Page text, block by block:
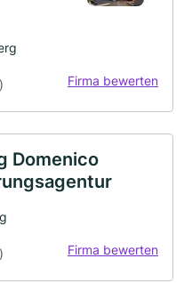
Firma bewerten
Domenico
Firma bewerten